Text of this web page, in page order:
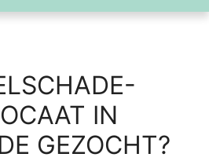
IN
GEZOCHT?